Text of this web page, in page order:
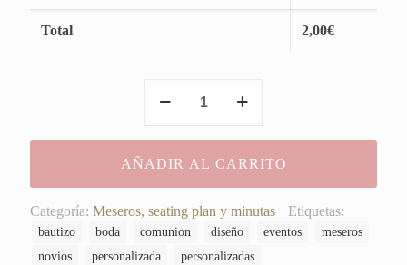
Total 2,00€
Piruleta
los
centros
AÑADIR AL CARRITO
Categoría: Meseros, seating plan y minutas Etiquetas:
bautizo boda comunion diseño eventos
meseros
novios
personalizada personalizadas